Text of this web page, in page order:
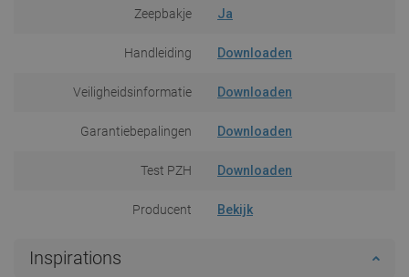
Zeepbakje Ja
Handleiding Downloaden
Veiligheidsinformatie Downloaden
Garantiebepalingen Downloaden
Test PZH Downloaden
Producent Bekijk
Inspirations